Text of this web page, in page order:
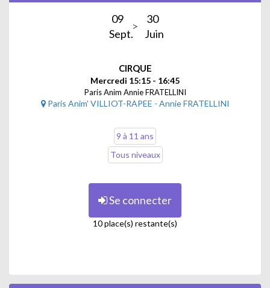
09
Sept.
30
Juin
CIRQUE
Mercredi 15:15 - 16:45
Paris Anim Annie FRATELLINI
Paris Anim' VILLIOT-RAPEE - Annie FRATELLINI
9 à 11 ans
Tous niveaux
Se connecter
10 place(s) restante(s)